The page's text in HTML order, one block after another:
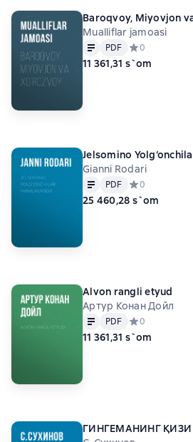
Baroqvoy, Miyovjon
Mualliflar jamoasi
Matn PDF
PDF Средний
0
11 361,31 s`om
Jelsomino
Gianni Rodari
Matn PDF
PDF Средний
0
25 460,28 s`om
Alvon rangli etyud
Артур Конан Дойл
Matn PDF
PDF Средний
0
11 361,31 s`om
ГИНГЕМАНИНГ ҚИЗИ